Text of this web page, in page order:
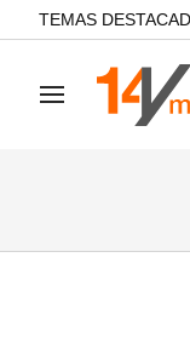
common.go-to-content
TEMAS
Navegación